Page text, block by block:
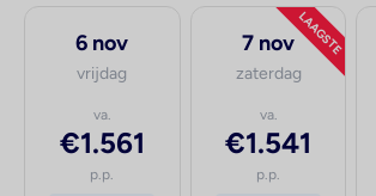
6 nov
vrijdag
va.
€1.561
p.p.
LAAGSTE
7 nov
zaterdag
va.
€1.541
p.p.